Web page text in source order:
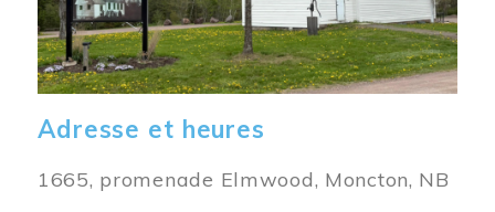
Adresse et heures
1665, promenade Elmwood, Moncton, NB